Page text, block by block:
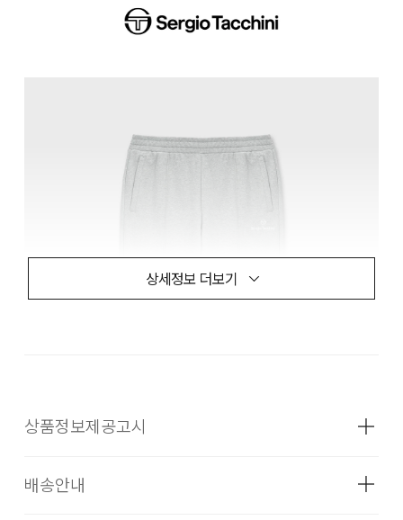
상세정보 더보기
상품정보제공고시
배송안내